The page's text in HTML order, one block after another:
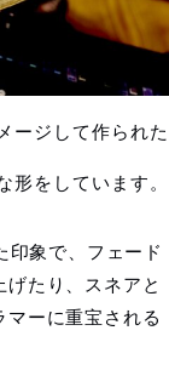
ージして作られた
をしています。
印象で、フェード
たり、スネアと
ーに重宝される